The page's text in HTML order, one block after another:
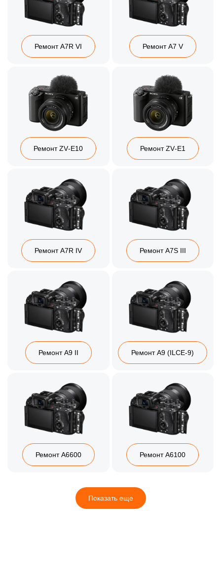
Ремонт A7R VI Ремонт A7 V
Ремонт ZV‑E10 Ремонт ZV‑E1
Ремонт A7R IV Ремонт A7S III
Ремонт A9 II Ремонт A9 (ILCE‑9)
Ремонт A6600 Ремонт A6100
Показать еще